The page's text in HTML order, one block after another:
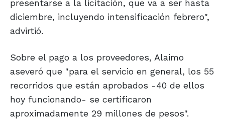
presentarse a la licitación, que va a ser hasta
diciembre, incluyendo intensificación febrero",
advirtió.
Sobre el pago a los proveedores, Alaimo
aseveró que "para el servicio en general, los 55
recorridos que están aprobados -40 de ellos
hoy funcionando- se certificaron
aproximadamente 29 millones de pesos".